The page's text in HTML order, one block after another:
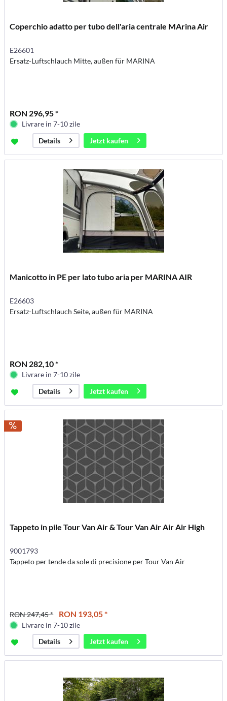
Coperchio adatto per tubo dell'aria centrale MArina Air
E26601
Ersatz-Luftschlauch Mitte, außen für MARINA
RON 296,95 *
Livrare in 7-10 zile
Details
Jetzt kaufen
Manicotto in PE per lato tubo aria per MARINA AIR
E26603
Ersatz-Luftschlauch Seite, außen für MARINA
RON 282,10 *
Livrare in 7-10 zile
Details
Jetzt kaufen
Tappeto in pile Tour Van Air & Tour Van Air Air Air High
9001793
Tappeto per tende da sole di precisione per Tour Van Air
RON 247,45 * RON 193,05 *
Livrare in 7-10 zile
Details
Jetzt kaufen